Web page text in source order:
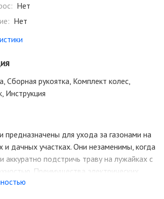
Нет
Нет
Сборная рукоятка, Комплект колес,
Инструкция
предназначены для ухода за газонами на
и дачных участках. Они незаменимы, когда
аккуратно подстричь траву на лужайках с
Преимущества электрических
легкие и маневренные в сравнении с